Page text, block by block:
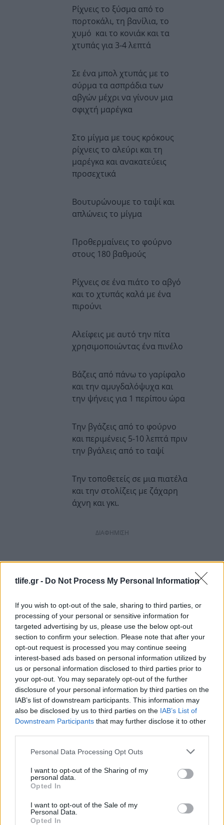
tlife.gr - Do Not Process My Personal Information
If you wish to opt-out of the sale, sharing to third parties, or
processing of your personal or sensitive information for
targeted advertising by us, please use the below opt-out
section to confirm your selection. Please note that after your
opt-out request is processed you may continue seeing
interest-based ads based on personal information utilized by
us or personal information disclosed to third parties prior to
your opt-out. You may separately opt-out of the further
disclosure of your personal information by third parties on the
IAB’s list of downstream participants. This information may
also be disclosed by us to third parties on the IAB’s List of
Downstream Participants that may further disclose it to other
Please note that this website/app uses one or more Google
not limited to your visit or usage behaviour. You may click to
grant or deny consent to Google and its third-party tags to
use your data for below specified purposes in below Google
consent section.
Personal Data Processing Opt Outs
I want to opt-out of the Sharing of my
personal data.
Opted In
I want to opt-out of the Sale of my
Personal Data.
Opted In
Ρίχνεις το ξύσμα από το
πορτοκάλι, τη βανίλια, το
χυμό και το κονιάκ και τα
χτυπάς για 3-4 λεπτά
Σε ένα μπολ χτυπάς με το
σύρμα τα ασπράδια των
αβγών μέχρι να γίνουν μια
σφιχτή μαρέγκα
Στο μίγμα με τους κρόκους
ρίχνεις το αλεύρι και τη
μαρέγκα και ανακατεύεις
προσεχτικά
Βουτυρώνουμε το ταψί και
απλώνεις το μίγμα
Προθερμαίνεις το φούρνο
στους 180 βαθμούς
Ρίχνεις σε ένα πιάτο το αβγό
και το χτυπάς καλά με ένα
πιρούνι
Αλείφεις με αυτό την πίτα
χρησιμοποιώντας ένα πινέλο
Βάζεις από πάνω το γαρίφαλο
και την αμυγδαλόψυχα και
την ψήνεις για 1 περίπου ώρα
Την βγάζεις από το φούρνο
και περιμένεις 5-10 λεπτά πριν
την βγάλεις από το ταψί
Την τοποθετείς σε μια πιατέλα
και την στολίζεις με ζάχαρη
άχνη και γκι.
ΔΙΑΦΗΜΙΣΗ
Follow us on
Newsκαι μάθετε πρώτοι όλα τα νέα.